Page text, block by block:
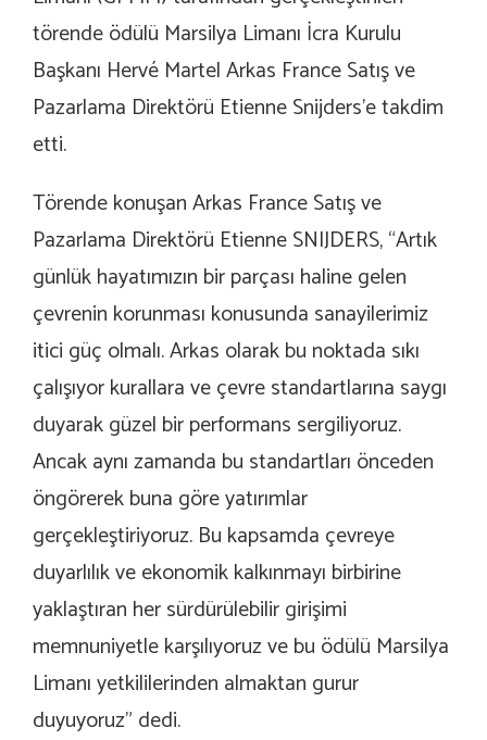
törende ödülü Marsilya Limanı İcra Kurulu
Başkanı Hervé Martel Arkas France Satış ve
Pazarlama Direktörü Etienne Snijders’e takdim
etti.
Törende konuşan Arkas France Satış ve
Pazarlama Direktörü Etienne SNIJDERS, “Artık
günlük hayatımızın bir parçası haline gelen
çevrenin korunması konusunda sanayilerimiz
itici güç olmalı. Arkas olarak bu noktada sıkı
çalışıyor kurallara ve çevre standartlarına saygı
duyarak güzel bir performans sergiliyoruz.
Ancak aynı zamanda bu standartları önceden
öngörerek buna göre yatırımlar
gerçekleştiriyoruz. Bu kapsamda çevreye
duyarlılık ve ekonomik kalkınmayı birbirine
yaklaştıran her sürdürülebilir girişimi
memnuniyetle karşılıyoruz ve bu ödülü Marsilya
Limanı yetkililerinden almaktan gurur
duyuyoruz” dedi.